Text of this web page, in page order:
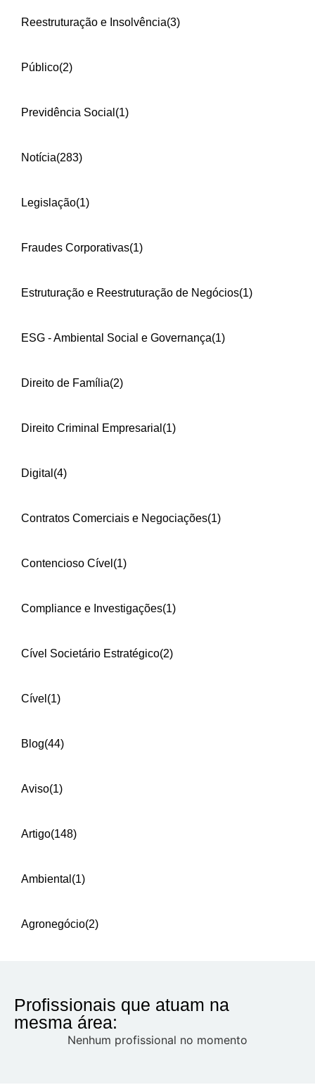
Reestruturação e Insolvência(3)
Público(2)
Previdência Social (1)
Notícia(283)
Legislação(1)
Fraudes Corporativas(1)
Estruturação e Reestruturação de Negócios(1)
ESG - Ambiental Social e Governança(1)
Direito de Família(2)
Direito Criminal Empresarial (1)
Digital (4)
Contratos Comerciais e Negociações(1)
Contencioso Cível (1)
Compliance e Investigações(1)
Cível Societário Estratégico(2)
Cível (1)
Blog(44)
Aviso(1)
Artigo(148)
Ambiental (1)
Agronegócio(2)
Profissionais que atuam na
mesma área:
Nenhum profissional no momento